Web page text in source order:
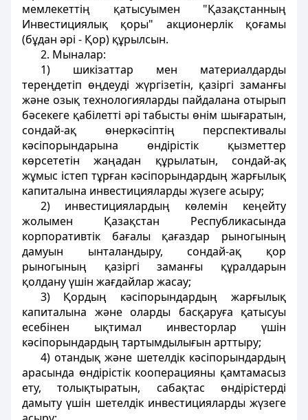
мемлекеттiң қатысуымен "Қазақстанның
Инвестициялық қоры" акционерлік қоғамы
(бұдан әрi - Қор) құрылсын.
2. Мыналар:
1) шикiзаттар мен материалдарды
тереңдетiп өңдеудi жүргiзетiн, қазiргі заманғы
және озық технологияларды пайдалана отырып
бәсекеге қабiлеттi әрi табысты өнiм шығаратын,
сондай-ақ өнеркәсiптiң перспективалы
кәсiпорындарына өндірiстiк қызметтер
көрсететiн жаңадан құрылатын, сондай-ақ
жұмыс iстеп тұрған кәсiпорындардың жарғылық
капиталына инвестицияларды жүзеге асыру;
2) инвестициялардың көлемiн кеңейту
жолымен Қазақстан Республикасында
корпоративтiк бағалы қағаздар рыногының
дамуын ынталандыру, сондай-ақ қор
рыногының қазiргi заманғы құралдарын
қолдану үшiн жағдайлар жасау;
3) Қордың кәсiпорындардың жарғылық
капиталына және оларды басқаруға қатысуы
есебiнен ықтимал инвесторлар үшiн
кәсiпорындардың тартымдылығын арттыру;
4) отандық және шетелдiк кәсiпорындардың
арасында өндiрiстiк кооперацияны қамтамасыз
ету, толықтыратын, сабақтас өндiрiстердi
дамыту үшiн шетелдiк инвестицияларды жүзеге